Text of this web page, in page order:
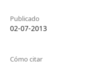
Publicado
02-07-2013
Cómo citar